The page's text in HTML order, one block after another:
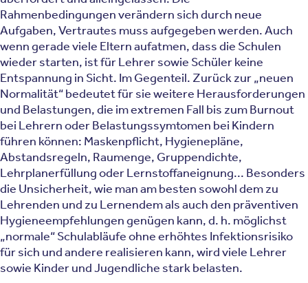
Rahmenbedingungen verändern sich durch neue
Aufgaben, Vertrautes muss aufgegeben werden. Auch
wenn gerade viele Eltern aufatmen, dass die Schulen
wieder starten, ist für Lehrer sowie Schüler keine
Entspannung in Sicht. Im Gegenteil. Zurück zur „neuen
Normalität“ bedeutet für sie weitere Herausforderungen
und Belastungen, die im extremen Fall bis zum Burnout
bei Lehrern oder Belastungssymtomen bei Kindern
führen können: Maskenpflicht, Hygienepläne,
Abstandsregeln, Raumenge, Gruppendichte,
Lehrplanerfüllung oder Lernstoffaneignung... Besonders
die Unsicherheit, wie man am besten sowohl dem zu
Lehrenden und zu Lernendem als auch den präventiven
Hygieneempfehlungen genügen kann, d. h. möglichst
„normale“ Schulabläufe ohne erhöhtes Infektionsrisiko
für sich und andere realisieren kann, wird viele Lehrer
sowie Kinder und Jugendliche stark belasten.